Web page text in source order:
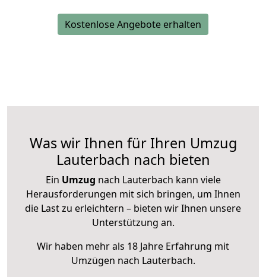
Kostenlose Angebote erhalten
Was wir Ihnen für Ihren Umzug
Lauterbach nach bieten
Ein Umzug nach Lauterbach kann viele
Herausforderungen mit sich bringen, um Ihnen
die Last zu erleichtern – bieten wir Ihnen unsere
Unterstützung an.
Wir haben mehr als 18 Jahre Erfahrung mit
Umzügen nach Lauterbach.